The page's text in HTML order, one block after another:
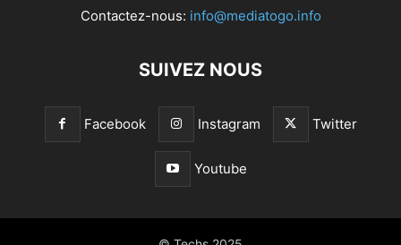
Contactez-nous: info@mediatogo.info
SUIVEZ NOUS
Facebook Instagram Twitter
Youtube